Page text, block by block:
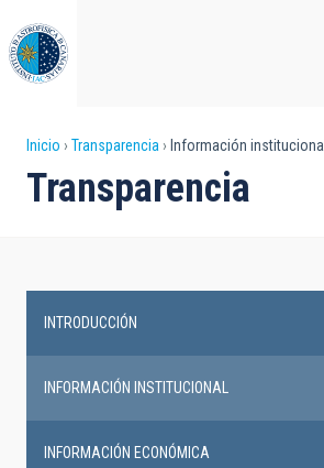
al
contenido
principal
Sobrescribir
enlaces
navegación
Inicio Transparencia Información institucional
Transparencia
INTRODUCCIÓN
INFORMACIÓN INSTITUCIONAL
INFORMACIÓN ECONÓMICA